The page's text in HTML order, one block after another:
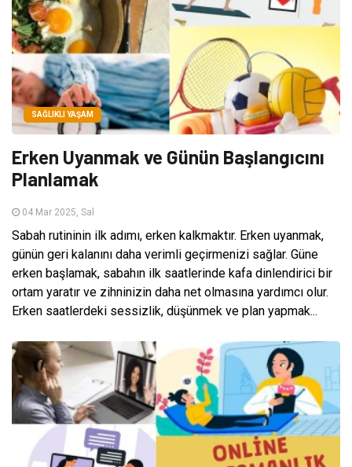
SAĞLIKLI YAŞAM
Erken Uyanmak ve Günün Başlangıcını
Planlamak
04 Mar 2025, Sal
Sabah rutininin ilk adımı, erken kalkmaktır. Erken uyanmak,
günün geri kalanını daha verimli geçirmenizi sağlar. Güne
erken başlamak, sabahın ilk saatlerinde kafa dinlendirici bir
ortam yaratır ve zihninizin daha net olmasına yardımcı olur.
Erken saatlerdeki sessizlik, düşünmek ve plan yapmak...